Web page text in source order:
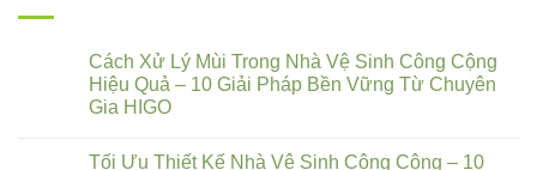
Cách Xử Lý Mùi Trong Nhà Vệ Sinh Công Cộng
Hiệu Quả – 10 Giải Pháp Bền Vững Từ Chuyên
Gia HIGO
Tối Ưu Thiết Kế Nhà Vệ Sinh Công Cộng – 10